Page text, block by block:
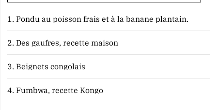
1. Pondu au poisson frais et à la banane plantain.
2. Des gaufres, recette maison
3. Beignets congolais
4. Fumbwa, recette Kongo